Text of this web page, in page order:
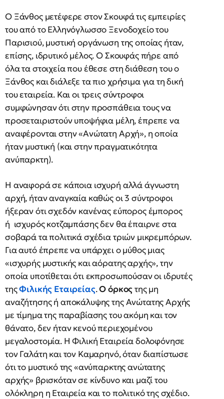
Ο Ξάνθος μετέφερε στον Σκουφά τις εμπειρίες
του από το Ελληνόγλωσσο Ξενοδοχείο του
Παρισιού, μυστική οργάνωση της οποίας ήταν,
επίσης, ιδρυτικό μέλος. Ο Σκουφάς πήρε από
όλα τα στοιχεία που έθεσε στη διάθεση του ο
Ξάνθος και διάλεξε τα πιο χρήσιμα για τη δική
του εταιρεία. Και οι τρεις σύντροφοι
συμφώνησαν ότι στην προσπάθεια τους να
προσεταιριστούν υποψήφια μέλη, έπρεπε να
αναφέρονται στην «Ανώτατη Αρχή», η οποία
ήταν μυστική (και στην πραγματικότητα
ανύπαρκτη).
Η αναφορά σε κάποια ισχυρή αλλά άγνωστη
αρχή, ήταν αναγκαία καθώς οι 3 σύντροφοι
ήξεραν ότι σχεδόν κανένας εύπορος έμπορος
ή ισχυρός κοτζαμπάσης δεν θα έπαιρνε στα
σοβαρά τα πολιτικά σχέδια τριών μικρεμπόρων.
Για αυτό έπρεπε να υπάρχει ο μύθος μιας
«ισχυρής μυστικής και αόρατης αρχής», την
οποία υποτίθεται ότι εκπροσωπούσαν οι ιδρυτές
τηςΦιλικής Εταιρείας.Ο όρκοςτης μη
αναζήτησης ή αποκάλυψης της Ανώτατης Αρχής
με τίμημα της παραβίασης του ακόμη και τον
θάνατο, δεν ήταν κενού περιεχομένου
μεγαλοστομία. Η Φιλική Εταιρεία δολοφόνησε
τον Γαλάτη και τον Καμαρηνό, όταν διαπίστωσε
ότι το μυστικό της «ανύπαρκτης ανώτατης
αρχής» βρισκόταν σε κίνδυνο και μαζί του
ολόκληρη η Εταιρεία και το πολιτικό της σχέδιο.